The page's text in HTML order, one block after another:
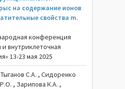
на содержание ионов
свойства m.
конференция
внутриклеточная
13-23 мая 2025
С.А. , Сидоренко
, Зарипова К.А. ,